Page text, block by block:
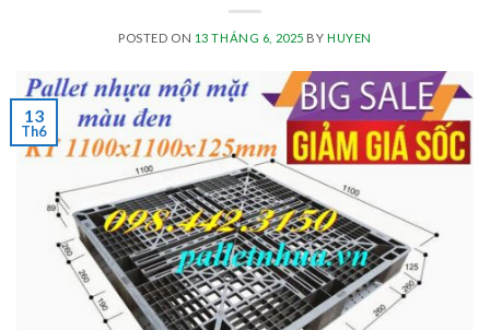
POSTED ON 13 THÁNG 6, 2025 BY HUYEN
13
Th6